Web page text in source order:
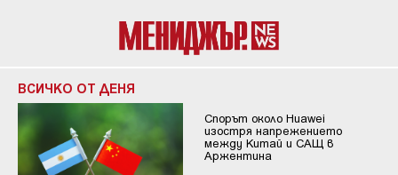
ВСИЧКО ОТ ДЕНЯ
Спорът около Huawei
изостря напрежението
между Китай и САЩ в
Аржентина